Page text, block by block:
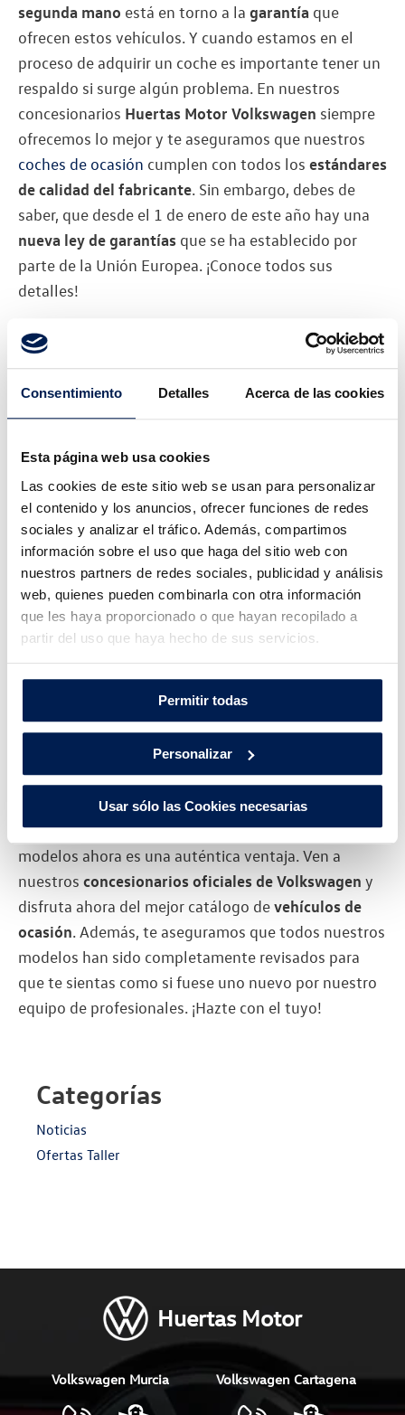
Consentimiento Detalles Acerca de las cookies
Esta página web usa cookies
Las cookies de este sitio web se usan para personalizar
el contenido y los anuncios, ofrecer funciones de redes
sociales y analizar el tráfico. Además, compartimos
información sobre el uso que haga del sitio web con
nuestros partners de redes sociales, publicidad y análisis
web, quienes pueden combinarla con otra información
que les haya proporcionado o que hayan recopilado a
partir del uso que haya hecho de sus servicios.
Permitir todas
Personalizar
Usar sólo las Cookies necesarias
segunda mano está en torno a la garantía que
ofrecen estos vehículos. Y cuando estamos en el
proceso de adquirir un coche es importante tener un
respaldo si surge algún problema. En nuestros
concesionarios Huertas Motor Volkswagen siempre
ofrecemos lo mejor y te aseguramos que nuestros
coches de ocasión cumplen con todos los estándares
de calidad del fabricante. Sin embargo, debes de
saber, que desde el 1 de enero de este año hay una
nueva ley de garantías que se ha establecido por
parte de la Unión Europea. ¡Conoce todos sus
detalles!
La principal modificación que trae la nueva Ley de
Garantías de la Unión Europea
contrato. Esto supone un gran cambio respecto a
este tema. Además, esta nueva ley da la posibilidad
deampliar la garantía hasta los dos años, ofreciendo
así una cobertura más completa a los compradores
de este tipo de vehículos.
Sin duda, ya no hay excusas para no apostar por la
compra de uncoche de segunda mano. La
y lagarantíaque te permiten disfrutar estos
modelos ahora es una auténtica ventaja. Ven a
nuestros concesionarios oficiales de Volkswagen y
disfruta ahora del mejor catálogo devehículos de
ocasión. Además, te aseguramos que todos nuestros
modelos han sido completamente revisados para
que te sientas como si fuese uno nuevo por nuestro
equipo de profesionales. ¡Hazte con el tuyo!
Categorías
Noticias
Ofertas Taller
Huertas Motor
Volkswagen Murcia Volkswagen Cartagena